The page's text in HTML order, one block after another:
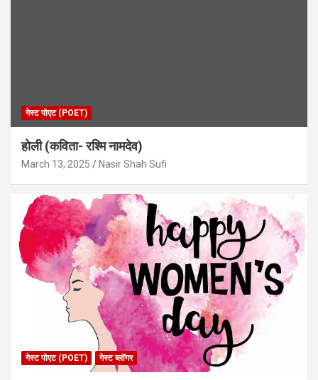
गेस्ट पोएट (POET)
होली (कविता- रश्मि नामदेव)
March 13, 2025 Nasir Shah Sufi
गेस्ट पोएट (POET) गेस्ट ब्लॉगर